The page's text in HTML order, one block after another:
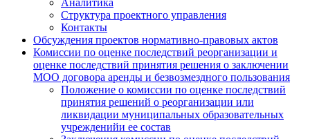
Аналитика
Структура проектного управления
Контакты
Обсуждения проектов нормативно-правовых актов
Комиссии по оценке последствий реорганизации и
оценке последствий принятия решения о заключении
МОО договора аренды и безвозмездного пользования
Положение о комиссии по оценке последствий
принятия решений о реорганизации или
ликвидации муниципальных образовательных
учрежденийи ее состав